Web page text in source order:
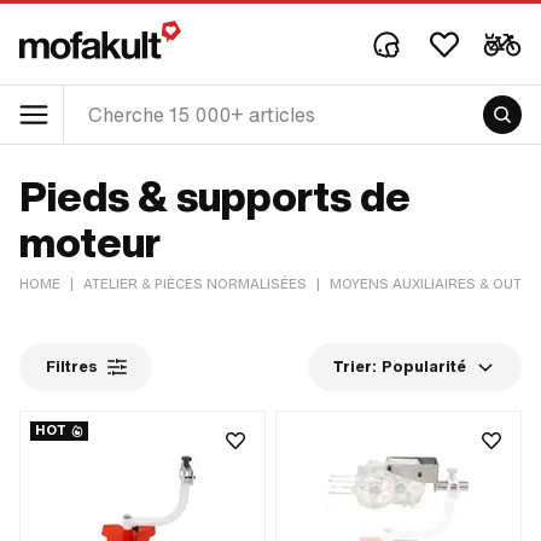
Pieds & supports de
moteur
HOME | ATELIER & PIÈCES NORMALISÉES | MOYENS AUXILIAIRES & OUTILS
Filtres Trier: Popularité
HOT